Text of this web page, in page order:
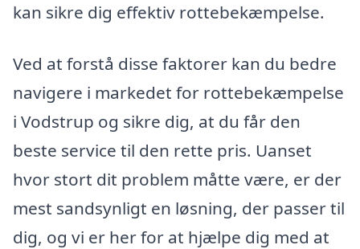
kan sikre dig effektiv rottebekæmpelse.
Ved at forstå disse faktorer kan du bedre
navigere i markedet for rottebekæmpelse
i Vodstrup og sikre dig, at du får den
beste service til den rette pris. Uanset
hvor stort dit problem måtte være, er der
mest sandsynligt en løsning, der passer til
dig, og vi er her for at hjælpe dig med at